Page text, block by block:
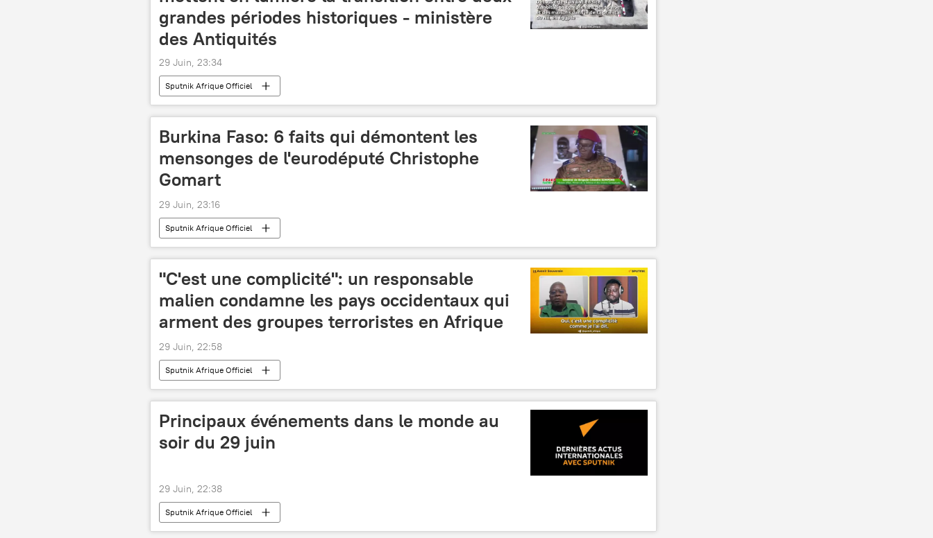
grandes périodes historiques - ministère
des Antiquités
29 Juin, 23:34
Sputnik Afrique Officiel
Burkina Faso: 6 faits qui démontent les
mensonges de l'eurodéputé Christophe
Gomart
29 Juin, 23:16
Sputnik Afrique Officiel
"C'est une complicité": un responsable
malien condamne les pays occidentaux qui
arment des groupes terroristes en Afrique
29 Juin, 22:58
Sputnik Afrique Officiel
Principaux événements dans le monde au
soir du 29 juin
29 Juin, 22:38
Sputnik Afrique Officiel